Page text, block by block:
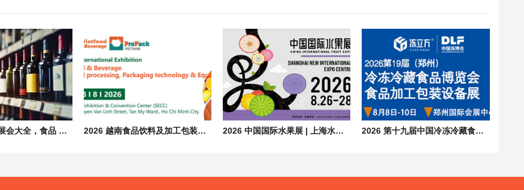
2026全国食品展会大全，食品 饮料 酒水 餐饮行业展览会汇总 2026 越南食品饮料及加工包装展会 Vietfood & Beverage & Propack 2026 中国国际水果展 | 上海水果展览会 CHINA FRUIT 2026 第十九届中国冷冻冷藏食品博览会（郑州）| 食品加工包装设备展会